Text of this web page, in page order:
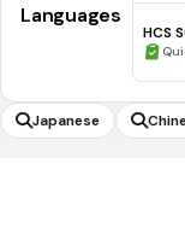
Languages
HCS
Japanese